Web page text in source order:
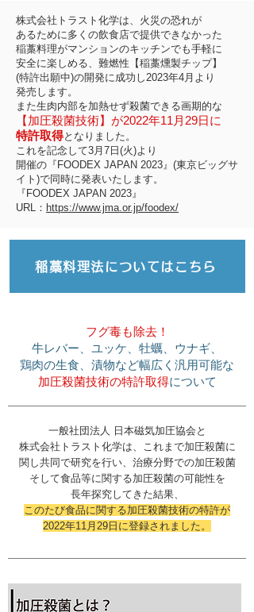
株式会社トラスト化学は、火災の恐れが
あるために多くの飲食店で提供できなかった
稲藁料理がマンションのキッチンでも手軽に
安全に楽しめる、難燃性【稲藁燻製チップ】
(特許出願中)の開発に成功し2023年4月より
発売します。
また生肉内部を加熱せず殺菌できる画期的な
【加圧殺菌技術】が2022年11月29日に
特許取得となり ました。
これを記念して3月7日(火)より
開催の『FOODEX JAPAN 2023』(東京ビッグサ
イト)で同時に発表いたします。
『FOODEX JAPAN 2023』
URL： https://www.jma.or.jp/foodex/
稲藁料理法についてはこちら
フグ毒も除去！
牛レバー、ユッケ、牡蠣、ウナギ、
鶏肉の生食、漬物など幅広く汎用可能な
加圧殺菌技術の特許取得について
一般社団法人 日本磁気加圧協会と
株式会社トラスト化学は、これまで加圧殺菌に
関し共同で研究を行い、治療分野での加圧殺菌
そして食品等に関する加圧殺菌の可能性を
長年探究してきた結果、
このたび食品に関する加圧殺菌技術の特許が
2022年11月29日に登録されました。